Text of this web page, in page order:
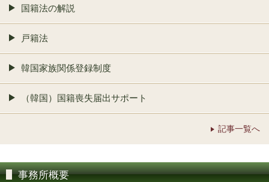
国籍法の解説
戸籍法
韓国家族関係登録制度
（韓国）国籍喪失届出サポート
記事一覧へ
事務所概要